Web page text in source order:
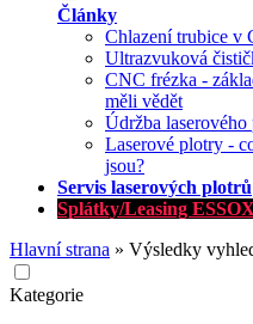
Články
Chlazení trubice v
Ultrazvuková
CNC frézka -
měli vědět
Údržba laserového
Laserové plotry -
jsou?
Servis laserových plotrů
Splátky/Leasing ESSOX
Hlavní strana » Výsledky
Kategorie